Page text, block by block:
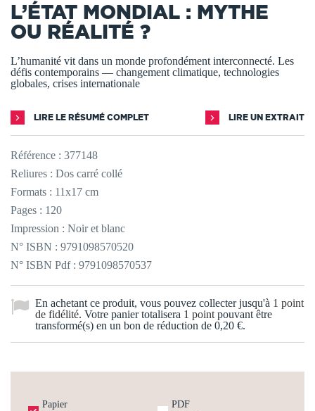
L’ÉTAT MONDIAL : MYTHE
OU RÉALITÉ ?
L’humanité vit dans un monde profondément interconnecté. Les
défis contemporains — changement climatique, technologies
globales, crises internationale
LIRE LE RÉSUMÉ COMPLET LIRE UN EXTRAIT
Référence : 377148
Reliures : Dos carré collé
Formats : 11x17 cm
Pages : 120
Impression : Noir et blanc
N° ISBN : 9791098570520
N° ISBN Pdf : 9791098570537
En achetant ce produit, vous pouvez collecter jusqu'à 1 point
de fidélité. Votre panier totalisera 1 point pouvant être
transformé(s) en un bon de réduction de 0,20 €.
Papier PDF